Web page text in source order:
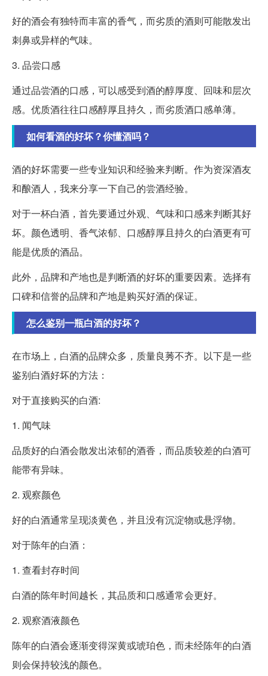
好的酒会有独特而丰富的香气，而劣质的酒则可能散发出
刺鼻或异样的气味。
3. 品尝口感
通过品尝酒的口感，可以感受到酒的醇厚度、回味和层次
感。优质酒往往口感醇厚且持久，而劣质酒口感单薄。
如何看酒的好坏？你懂酒吗？
酒的好坏需要一些专业知识和经验来判断。作为资深酒友
和酿酒人，我来分享一下自己的尝酒经验。
对于一杯白酒，首先要通过外观、气味和口感来判断其好
坏。颜色透明、香气浓郁、口感醇厚且持久的白酒更有可
能是优质的酒品。
此外，品牌和产地也是判断酒的好坏的重要因素。选择有
口碑和信誉的品牌和产地是购买好酒的保证。
怎么鉴别一瓶白酒的好坏？
在市场上，白酒的品牌众多，质量良莠不齐。以下是一些
鉴别白酒好坏的方法：
对于直接购买的白酒:
1. 闻气味
品质好的白酒会散发出浓郁的酒香，而品质较差的白酒可
能带有异味。
2. 观察颜色
好的白酒通常呈现淡黄色，并且没有沉淀物或悬浮物。
对于陈年的白酒：
1. 查看封存时间
白酒的陈年时间越长，其品质和口感通常会更好。
2. 观察酒液颜色
陈年的白酒会逐渐变得深黄或琥珀色，而未经陈年的白酒
则会保持较浅的颜色。